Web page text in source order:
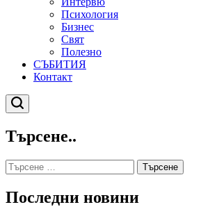
Психология
Бизнес
Свят
Полезно
СЪБИТИЯ
Контакт
Търсене
Търсене..
Търсене
за:
Последни новини